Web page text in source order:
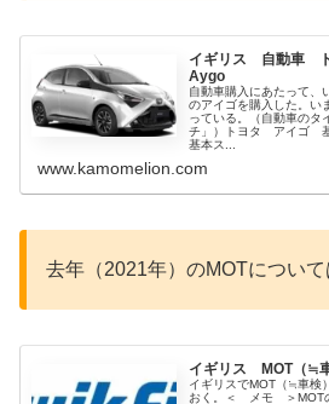
イギリス 自動車
Aygo
自動車購入にあたって、
のアイゴを購入した。い
っている。（自動車のタ
チ」）トヨタ アイゴ
基本ス...
www.kamomelion.com
去年（2021年）のMOTについて
イギリス MOT（≒
イギリスでMOT（≒車検
おく。＜ メモ ＞MOT